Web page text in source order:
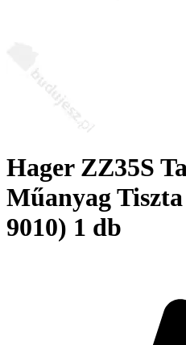
Hager ZZ35S
Műanyag
9010) 1 db